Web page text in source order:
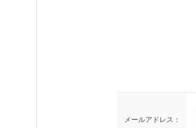
メールアドレス：